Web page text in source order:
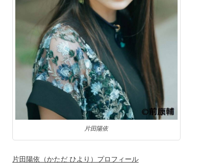
片田陽依
片田陽依（かただ ひより）プロフィール